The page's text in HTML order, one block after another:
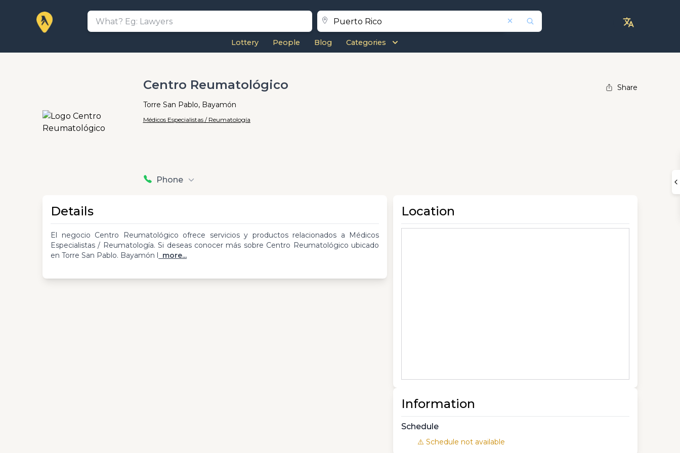
Lottery People Blog Categories
Centro Reumatológico
Torre San Pablo, Bayamón
Médicos Especialistas / Reumatología
Phone
Share
Details
El negocio Centro Reumatológico ofrece servicios y productos relacionados a Médicos
Especialistas / Reumatología. Si deseas conocer más sobre Centro Reumatológico ubicado
en Torre San Pablo. Bayamón l more...
Location
Information
Schedule
⚠️ Schedule not available